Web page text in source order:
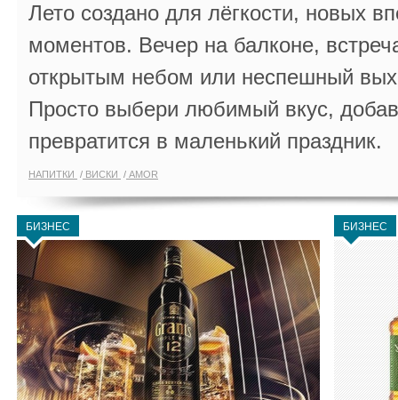
Лето создано для лёгкости, новых
моментов. Вечер на балконе,
открытым небом или неспешный
Просто выбери любимый вкус,
превратится в маленький праздник.
НАПИТКИ ВИСКИ AMOR
БИЗНЕС БИЗНЕС